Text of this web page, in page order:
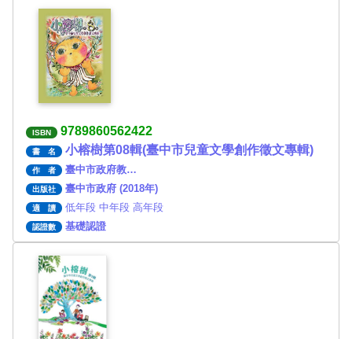
ISBN 9789860562422
書 名 小榕樹第08輯(臺中市兒童文學創作徵文專輯)
作 者 臺中市政府教…
出版社 臺中市政府 (2018年)
適 讀 低年段 中年段 高年段
認證數 基礎認證